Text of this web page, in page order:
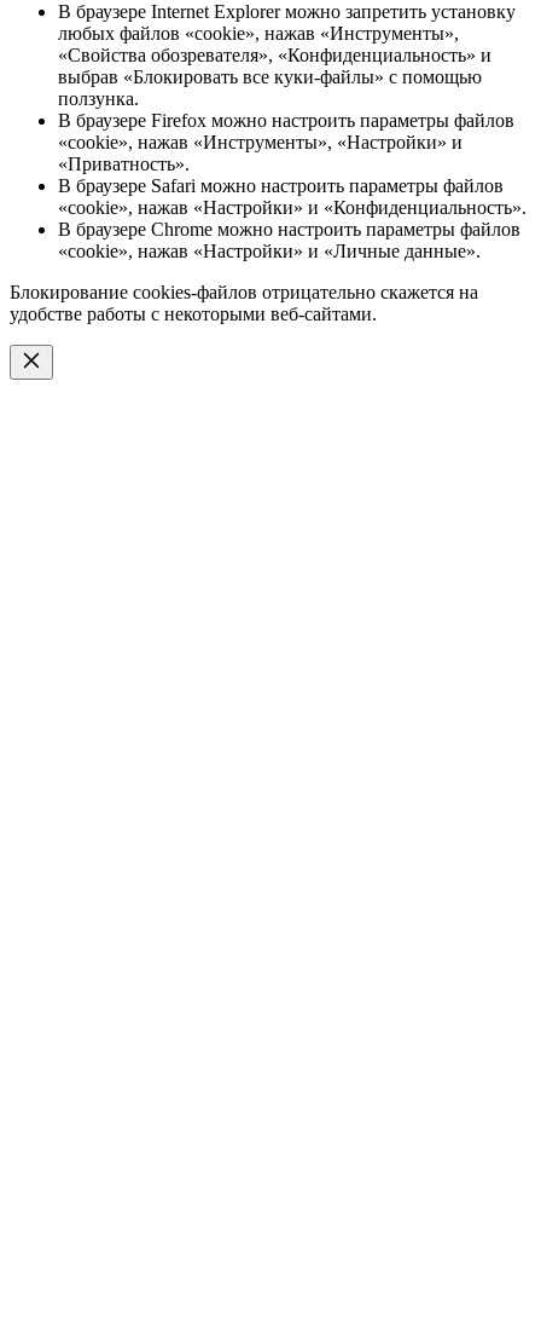
В браузере Internet Explorer можно запретить установку
любых файлов «cookie», нажав «Инструменты»,
«Свойства обозревателя», «Конфиденциальность» и
выбрав «Блокировать все куки-файлы» с помощью
ползунка.
В браузере Firefox можно настроить параметры файлов
«cookie», нажав «Инструменты», «Настройки» и
«Приватность».
В браузере Safari можно настроить параметры файлов
«cookie», нажав «Настройки» и «Конфиденциальность».
В браузере Chrome можно настроить параметры файлов
«cookie», нажав «Настройки» и «Личные данные».
Блокирование cookies-файлов отрицательно скажется на
удобстве работы с некоторыми веб-сайтами.